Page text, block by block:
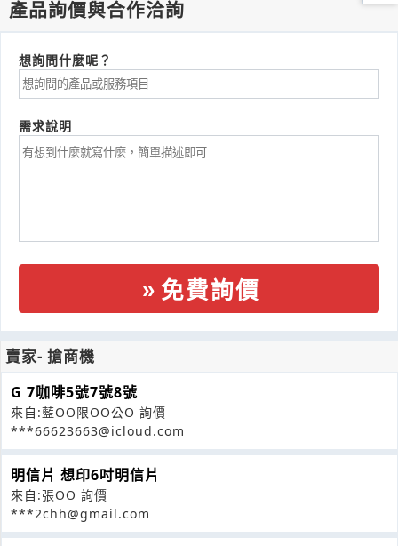
產品詢價與合作洽詢
想詢問什麼呢？
需求說明
免費詢價
賣家- 搶商機
G 7咖啡5號7號8號
來自:藍OO限OO公O 詢價
***66623663@icloud.com
明信片 想印6吋明信片
來自:張OO 詢價
***2chh@gmail.com